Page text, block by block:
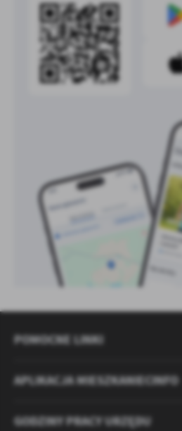
POMOCNE LINKI
APLIKACJA MIESZKANIECINFO
GODZINY PRACY URZĘDU